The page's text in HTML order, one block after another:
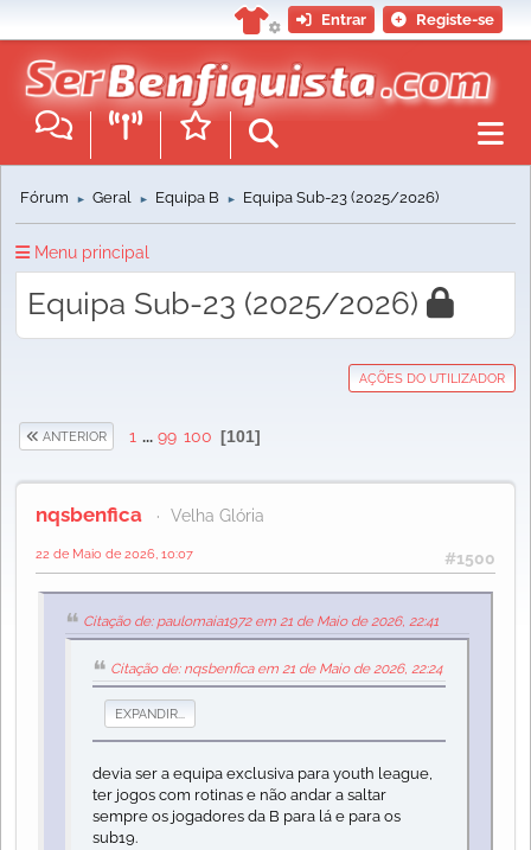
Entrar Registe-se
Fórum ► Geral ► Equipa B ► Equipa Sub-23 (2025/2026)
Menu principal
Equipa Sub-23 (2025/2026)
AÇÕES DO UTILIZADOR
ANTERIOR 1 ... 99 100 101
nqsbenfica Velha Glória
#1500
22 de Maio de 2026, 10:07
Citação de: paulomaia1972 em 21 de Maio de 2026, 22:41
Citação de: nqsbenfica em 21 de Maio de 2026, 22:24
EXPANDIR...
devia ser a equipa exclusiva para youth league,
ter jogos com rotinas e não andar a saltar
sempre os jogadores da B para lá e para os
sub19.